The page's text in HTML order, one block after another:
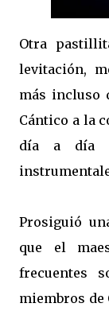
Otra
levitación,
más incluso
Cántico a la
día a día
Prosiguió
que el
frecuentes
miembros de